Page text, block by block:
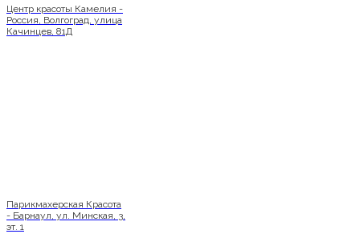
Центр красоты Камелия -
Россия, Волгоград, улица
Качинцев, 81Д
Парикмахерская Красота
- Барнаул, ул. Минская, 3,
эт. 1